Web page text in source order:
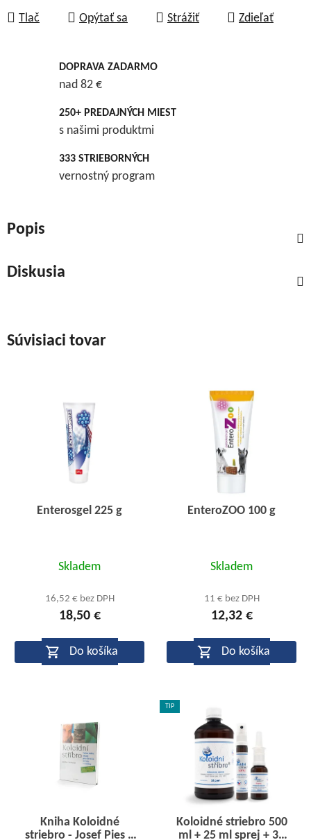
Tlač Opýtať sa Strážiť Zdieľať
DOPRAVA ZADARMO
nad 82 €
250+ PREDAJNÝCH MIEST
s našimi produktmi
333 STRIEBORNÝCH
vernostný program
Popis
Diskusia
Súvisiaci tovar
Enterosgel 225 g
produktu
je
5,0
z
Skladem
16,52 € bez DPH
18,50 €
Do košíka
EnteroZOO 100 g
produktu
je
5,0
z
Skladem
11 € bez DPH
12,32 €
Do košíka
Kniha Koloidné
striebro - Josef Pies a
TIP
Koloidné striebro 500
ml + 25 ml sprej + 30